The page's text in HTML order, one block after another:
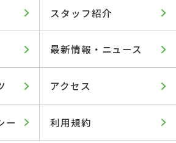
スタッフ紹介
最新情報・ニュース
アクセス
ー 利用規約